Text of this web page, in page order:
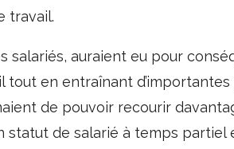
travail.
salariés, auraient eu pour
en entraînant d’importantes
de pouvoir recourir
statut de salarié à temps partiel